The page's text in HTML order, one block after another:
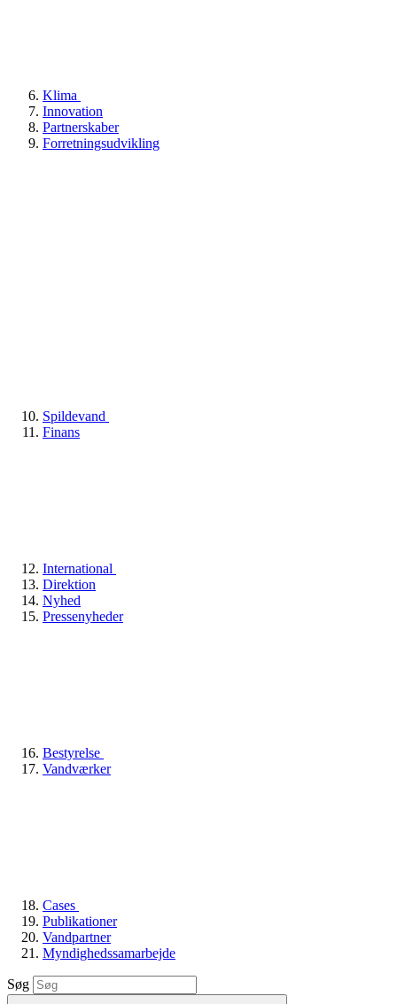
Klima
Innovation
Partnerskaber
Forretningsudvikling
Spildevand
Finans
International
Direktion
Nyhed
Pressenyheder
Bestyrelse
Vandværker
Cases
Publikationer
Vandpartner
Myndighedssamarbejde
Søg